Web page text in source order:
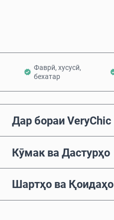
Фаврӣ, хусусӣ,
бехатар
Дар бораи VeryChic
Кӯмак ва Дастурҳо
Шартҳо ва Қоидаҳо